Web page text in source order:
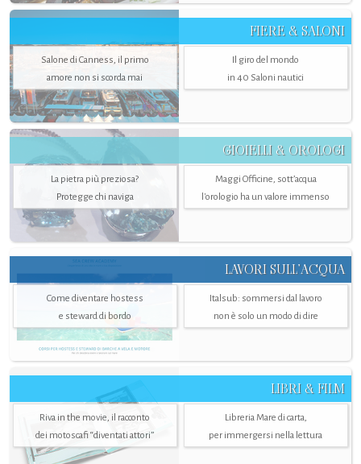
FIERE & SALONI
Salone di Canness, il primo
amore non si scorda mai
Il giro del mondo
in 40 Saloni nautici
GIOIELLI & OROLOGI
La pietra più preziosa?
Protegge chi naviga
Maggi Officine, sott’acqua
l'orologio ha un valore immenso
LAVORI SULL’ACQUA
Come diventare hostess
e steward di bordo
Italsub: sommersi dal lavoro
non è solo un modo di dire
LIBRI & FILM
Riva in the movie, il racconto
dei motoscafi “diventati attori”
Libreria Mare di carta,
per immergersi nella lettura